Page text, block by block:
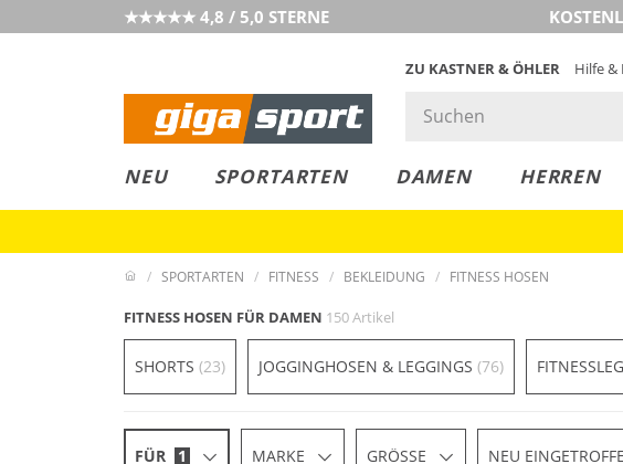
★★★★★ 4,8 / 5,0 STERNE
ZU KASTNER & ÖHLER Hilfe &
NEU SPORTARTEN DAMEN HERREN
SPORTARTEN FITNESS BEKLEIDUNG FITNESS HOSEN
FITNESS HOSEN FÜR DAMEN 150 Artikel
SHORTS (23) JOGGINGHOSEN & LEGGINGS (76)
FÜR 1 MARKE GRÖSSE NEU